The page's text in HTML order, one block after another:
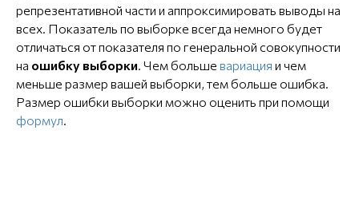
репрезентативной части и аппроксимировать выводы на
всех. Показатель по выборке всегда немного будет
отличаться от показателя по генеральной совокупности
на ошибку выборки. Чем больше вариация и чем
меньше размер вашей выборки, тем больше ошибка.
Размер ошибки выборки можно оценить при помощи
формул.